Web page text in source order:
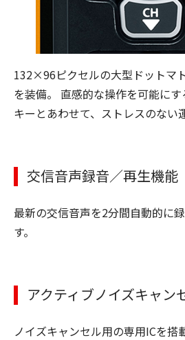
132×96ピクセルの大型ドットマ
を装備。 直感的な操作を可能に
キーとあわせて、ストレスのない
交信音声録音／再生機能
最新の交信音声を2分間自動的に
す。
アクティブノイズキャン
ノイズキャンセル用の専用ICを搭